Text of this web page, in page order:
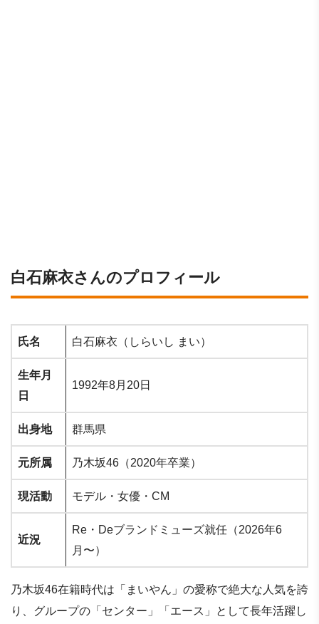
白石麻衣さんのプロフィール
氏名 白石麻衣（しらいし まい）
生年月
日
1992年8月20日
出身地 群馬県
元所属 乃木坂46（2020年卒業）
現活動 モデル・女優・CM
近況
Re・Deブランドミューズ就任（2026年6
月〜）
乃木坂46在籍時代は「まいやん」の愛称で絶大な人気を誇
り、グループの「センター」「エース」として長年活躍し